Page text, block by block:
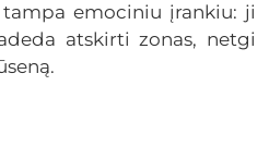
emociniu įrankiu: ji
atskirti zonas, netgi